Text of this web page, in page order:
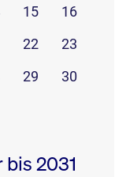
15
16
22
23
29
30
2031